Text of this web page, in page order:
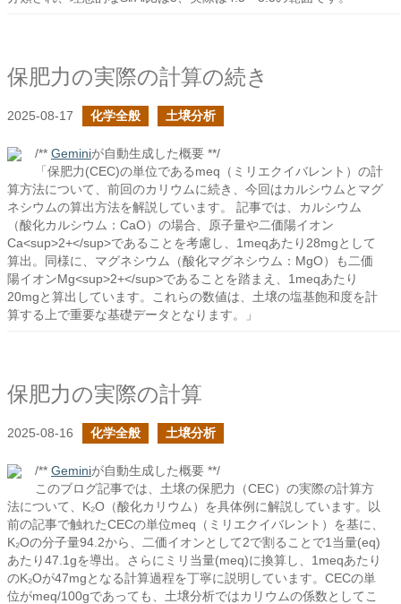
保肥力の実際の計算の続き
2025-08-17 化学全般 土壌分析
/** Geminiが自動生成した概要 **/
「保肥力(CEC)の単位であるmeq（ミリエクイバレント）の計
算方法について、前回のカリウムに続き、今回はカルシウムとマグ
ネシウムの算出方法を解説しています。 記事では、カルシウム
（酸化カルシウム：CaO）の場合、原子量や二価陽イオン
Ca<sup>2+</sup>であることを考慮し、1meqあたり28mgとして
算出。同様に、マグネシウム（酸化マグネシウム：MgO）も二価
陽イオンMg<sup>2+</sup>であることを踏まえ、1meqあたり
20mgと算出しています。これらの数値は、土壌の塩基飽和度を計
算する上で重要な基礎データとなります。」
保肥力の実際の計算
2025-08-16 化学全般 土壌分析
/** Geminiが自動生成した概要 **/
このブログ記事では、土壌の保肥力（CEC）の実際の計算方
法について、K₂O（酸化カリウム）を具体例に解説しています。以
前の記事で触れたCECの単位meq（ミリエクイバレント）を基に、
K₂Oの分子量94.2から、二価イオンとして2で割ることで1当量(eq)
あたり47.1gを導出。さらにミリ当量(meq)に換算し、1meqあたり
のK₂Oが47mgとなる計算過程を丁寧に説明しています。CECの単
位がmeq/100gであっても、土壌分析ではカリウムの係数としてこ